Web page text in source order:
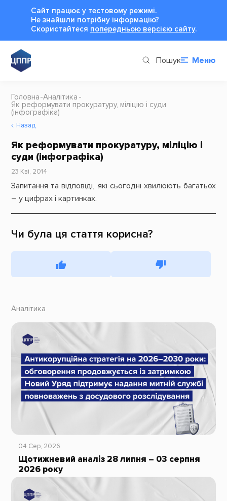
Сайт працює у тестовому режимі.
Не знайшли потрібну інформацію?
Cкористайтеся попередньою версією сайту.
Пошук Меню
Головна Аналітика
Як реформувати прокуратуру, міліцію і суди
(інфографіка)
Назад
Як реформувати прокуратуру, міліцію і
суди (інфографіка)
23 Кві, 2014
Запитання та відповіді, які сьогодні хвилюють багатьох
– у цифрах і картинках.
Чи була ця стаття корисна?
Аналітика
04 Сер, 2026
Щотижневий аналіз 28 липня – 03 серпня
2026 року